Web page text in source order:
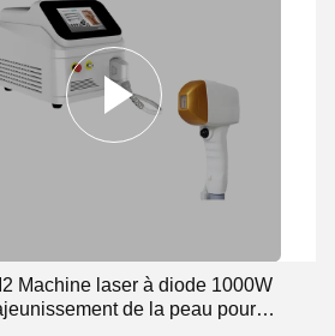
Machine laser à diode 1000W
de la peau pour